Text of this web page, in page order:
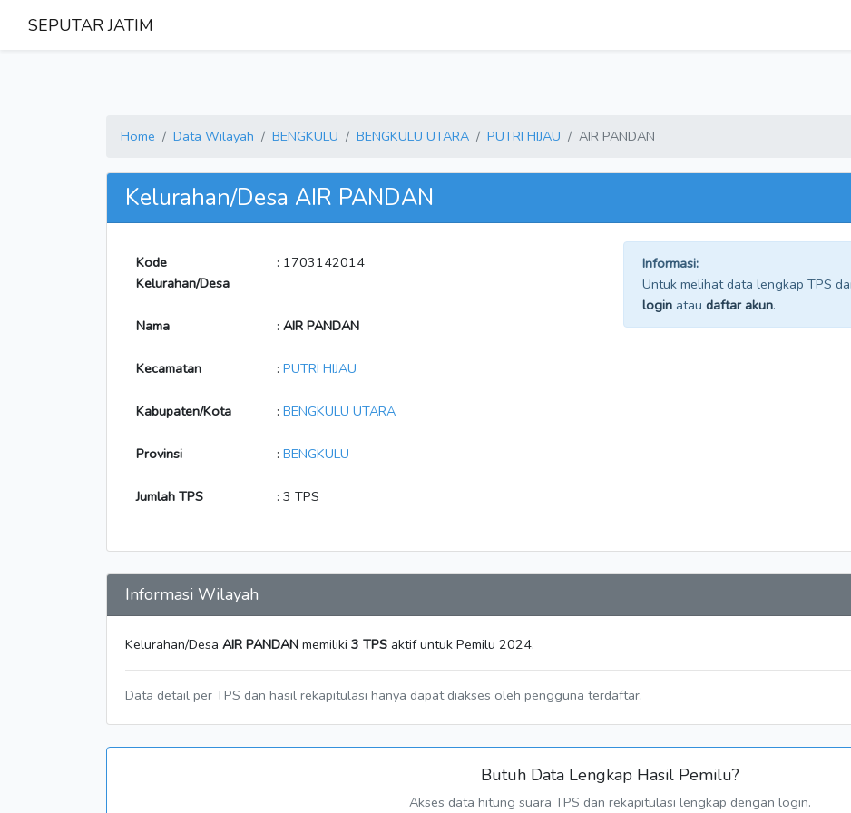
SEPUTAR JATIM
Home Data Wilayah BENGKULU BENGKULU UTARA PUTRI HIJAU AIR PANDAN
Kelurahan/Desa AIR PANDAN
Kode
Kelurahan/Desa
: 1703142014
Nama : AIR PANDAN
Kecamatan : PUTRI HIJAU
Kabupaten/Kota : BENGKULU UTARA
Provinsi : BENGKULU
Jumlah TPS : 3 TPS
Informasi:
Untuk melihat data lengkap TPS
login atau daftar akun.
Informasi Wilayah
Kelurahan/Desa AIR PANDAN memiliki 3 TPS aktif untuk Pemilu 2024.
Data detail per TPS dan hasil rekapitulasi hanya dapat diakses oleh pengguna terdaftar.
Butuh Data Lengkap Hasil Pemilu?
Akses data hitung suara TPS dan rekapitulasi lengkap dengan login.